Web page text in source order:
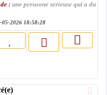
: une persoone serieuse qui a du
05-2026 18:58:28